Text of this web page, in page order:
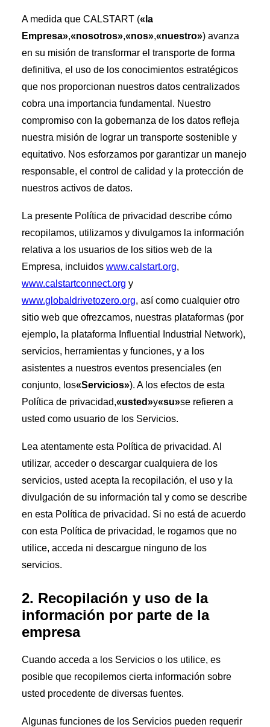
A medida que CALSTART («la
Empresa»,«nosotros»,«nos»,«nuestro») avanza
en su misión de transformar el transporte de forma
definitiva, el uso de los conocimientos estratégicos
que nos proporcionan nuestros datos centralizados
cobra una importancia fundamental. Nuestro
compromiso con la gobernanza de los datos refleja
nuestra misión de lograr un transporte sostenible y
equitativo. Nos esforzamos por garantizar un manejo
responsable, el control de calidad y la protección de
nuestros activos de datos.
La presente Política de privacidad describe cómo
recopilamos, utilizamos y divulgamos la información
relativa a los usuarios de los sitios web de la
Empresa, incluidos www.calstart.org,
www.calstartconnect.org y
www.globaldrivetozero.org, así como cualquier otro
sitio web que ofrezcamos, nuestras plataformas (por
ejemplo, la plataforma Influential Industrial Network),
servicios, herramientas y funciones, y a los
asistentes a nuestros eventos presenciales (en
conjunto, los«Servicios»). A los efectos de esta
Política de privacidad,«usted»y«su»se refieren a
usted como usuario de los Servicios.
Lea atentamente esta Política de privacidad. Al
utilizar, acceder o descargar cualquiera de los
servicios, usted acepta la recopilación, el uso y la
divulgación de su información tal y como se describe
en esta Política de privacidad. Si no está de acuerdo
con esta Política de privacidad, le rogamos que no
utilice, acceda ni descargue ninguno de los
servicios.
2. Recopilación y uso de la
información por parte de la
empresa
Cuando acceda a los Servicios o los utilice, es
posible que recopilemos cierta información sobre
usted procedente de diversas fuentes.
Algunas funciones de los Servicios pueden requerir